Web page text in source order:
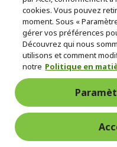
Suivez-nous
cookies. Vous pouvez
moment. Sous «
gérer vos préférences
Découvrez qui nous
utilisons et comment
notre Politique en